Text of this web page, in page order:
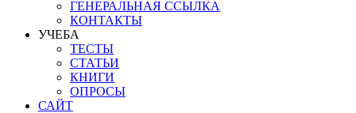
ГЕНЕРАЛЬНАЯ ССЫЛКА
КОНТАКТЫ
УЧЕБА
ТЕСТЫ
СТАТЬИ
КНИГИ
ОПРОСЫ
САЙТ